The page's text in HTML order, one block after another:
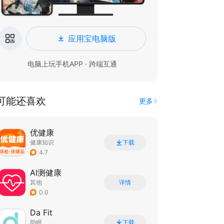
应用宝电脑版
电脑上玩手机APP · 跨端互通
能还喜欢 更多
优健康
健康知识
4.7
下载
AI测健康
其他
0.0
详情
Da Fit
助眠 下载